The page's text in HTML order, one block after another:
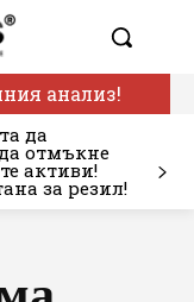
анализ!
да
отмъкне
активи!
за резил!